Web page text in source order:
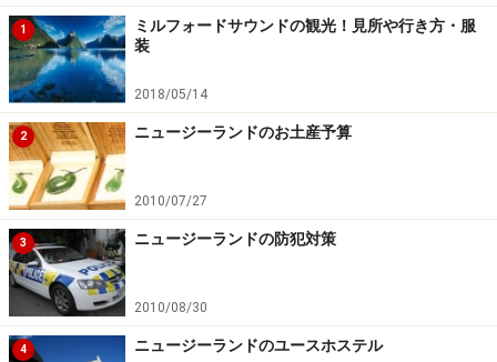
1
ミルフォードサウンドの観光！見所や行き方・服
装
2018/05/14
2 ニュージーランドのお土産予算
2010/07/27
3 ニュージーランドの防犯対策
2010/08/30
4 ニュージーランドのユースホステル